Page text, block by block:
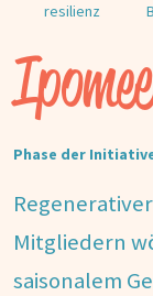
resilienz
Ipomee
Phase der
Mitgliedern
saisonalem